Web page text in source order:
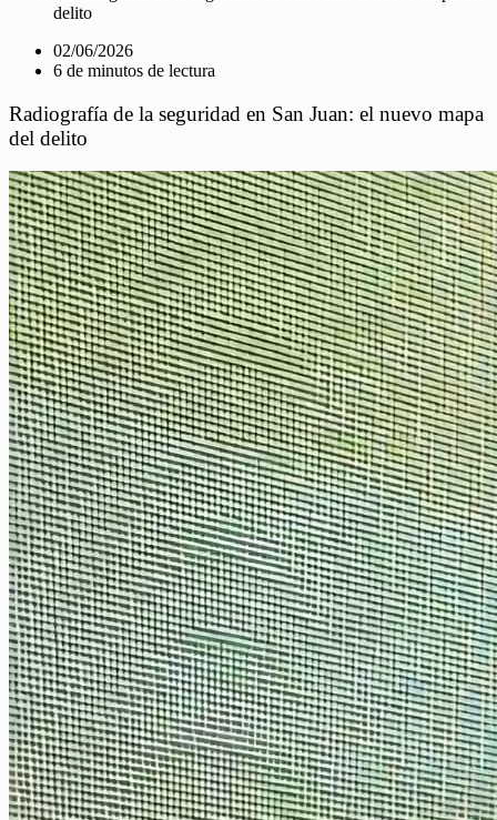
delito
02/06/2026
6 de minutos de lectura
Radiografía de la seguridad en San Juan: el nuevo mapa
del delito